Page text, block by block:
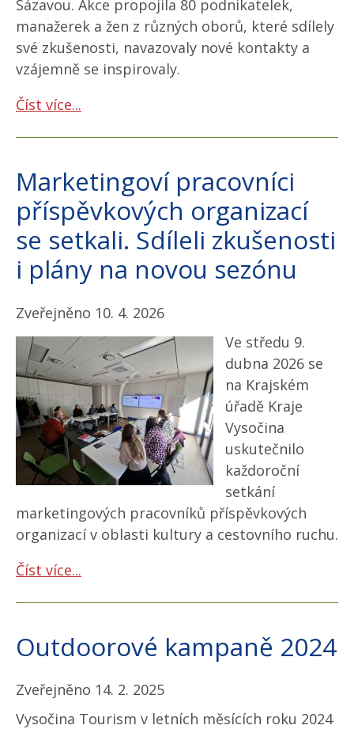
Sázavou. Akce propojila 80 podnikatelek,
manažerek a žen z různých oborů, které sdílely
své zkušenosti, navazovaly nové kontakty a
vzájemně se inspirovaly.
Číst více...
Marketingoví pracovníci
příspěvkových organizací
se setkali. Sdíleli zkušenosti
i plány na novou sezónu
Zveřejněno 10. 4. 2026
Ve středu 9.
dubna 2026 se
na Krajském
úřadě Kraje
Vysočina
uskutečnilo
každoroční
setkání
marketingových pracovníků příspěvkových
organizací v oblasti kultury a cestovního ruchu.
Číst více...
Outdoorové kampaně 2024
Zveřejněno 14. 2. 2025
Vysočina Tourism v letních měsících roku 2024